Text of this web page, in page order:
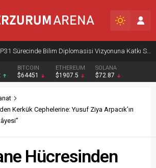
ETÜ, COP31 Sürecinde Bilim Diplomasisi Vizyonuna Katkı Sunacak
BITCOIN
$64451
ETHEREUM
$1907.5
SOLANA
$72.87
Kerkük Cephelerine: Yusuf Ziya Arpacık’ın
Hücresinden